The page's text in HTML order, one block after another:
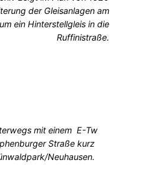
der Gleisanlagen am
ein Hinterstellgleis in die
Ruffinistraße.
mit einem E-Tw
Straße kurz
Neuhausen.